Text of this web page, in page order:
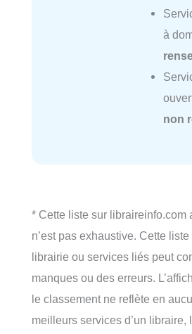
à
non
* Cette liste sur libraireinfo.com
n’est pas exhaustive. Cette
librairie ou services liés peut
manques ou des erreurs.
le classement ne reflète en
meilleurs services d’un libraire,